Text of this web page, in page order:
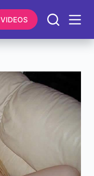
VIDEOS